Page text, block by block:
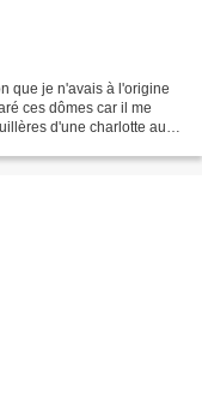
que je n'avais à l'origine
ces dômes car il me
d'une charlotte aux